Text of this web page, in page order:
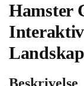
Hamster